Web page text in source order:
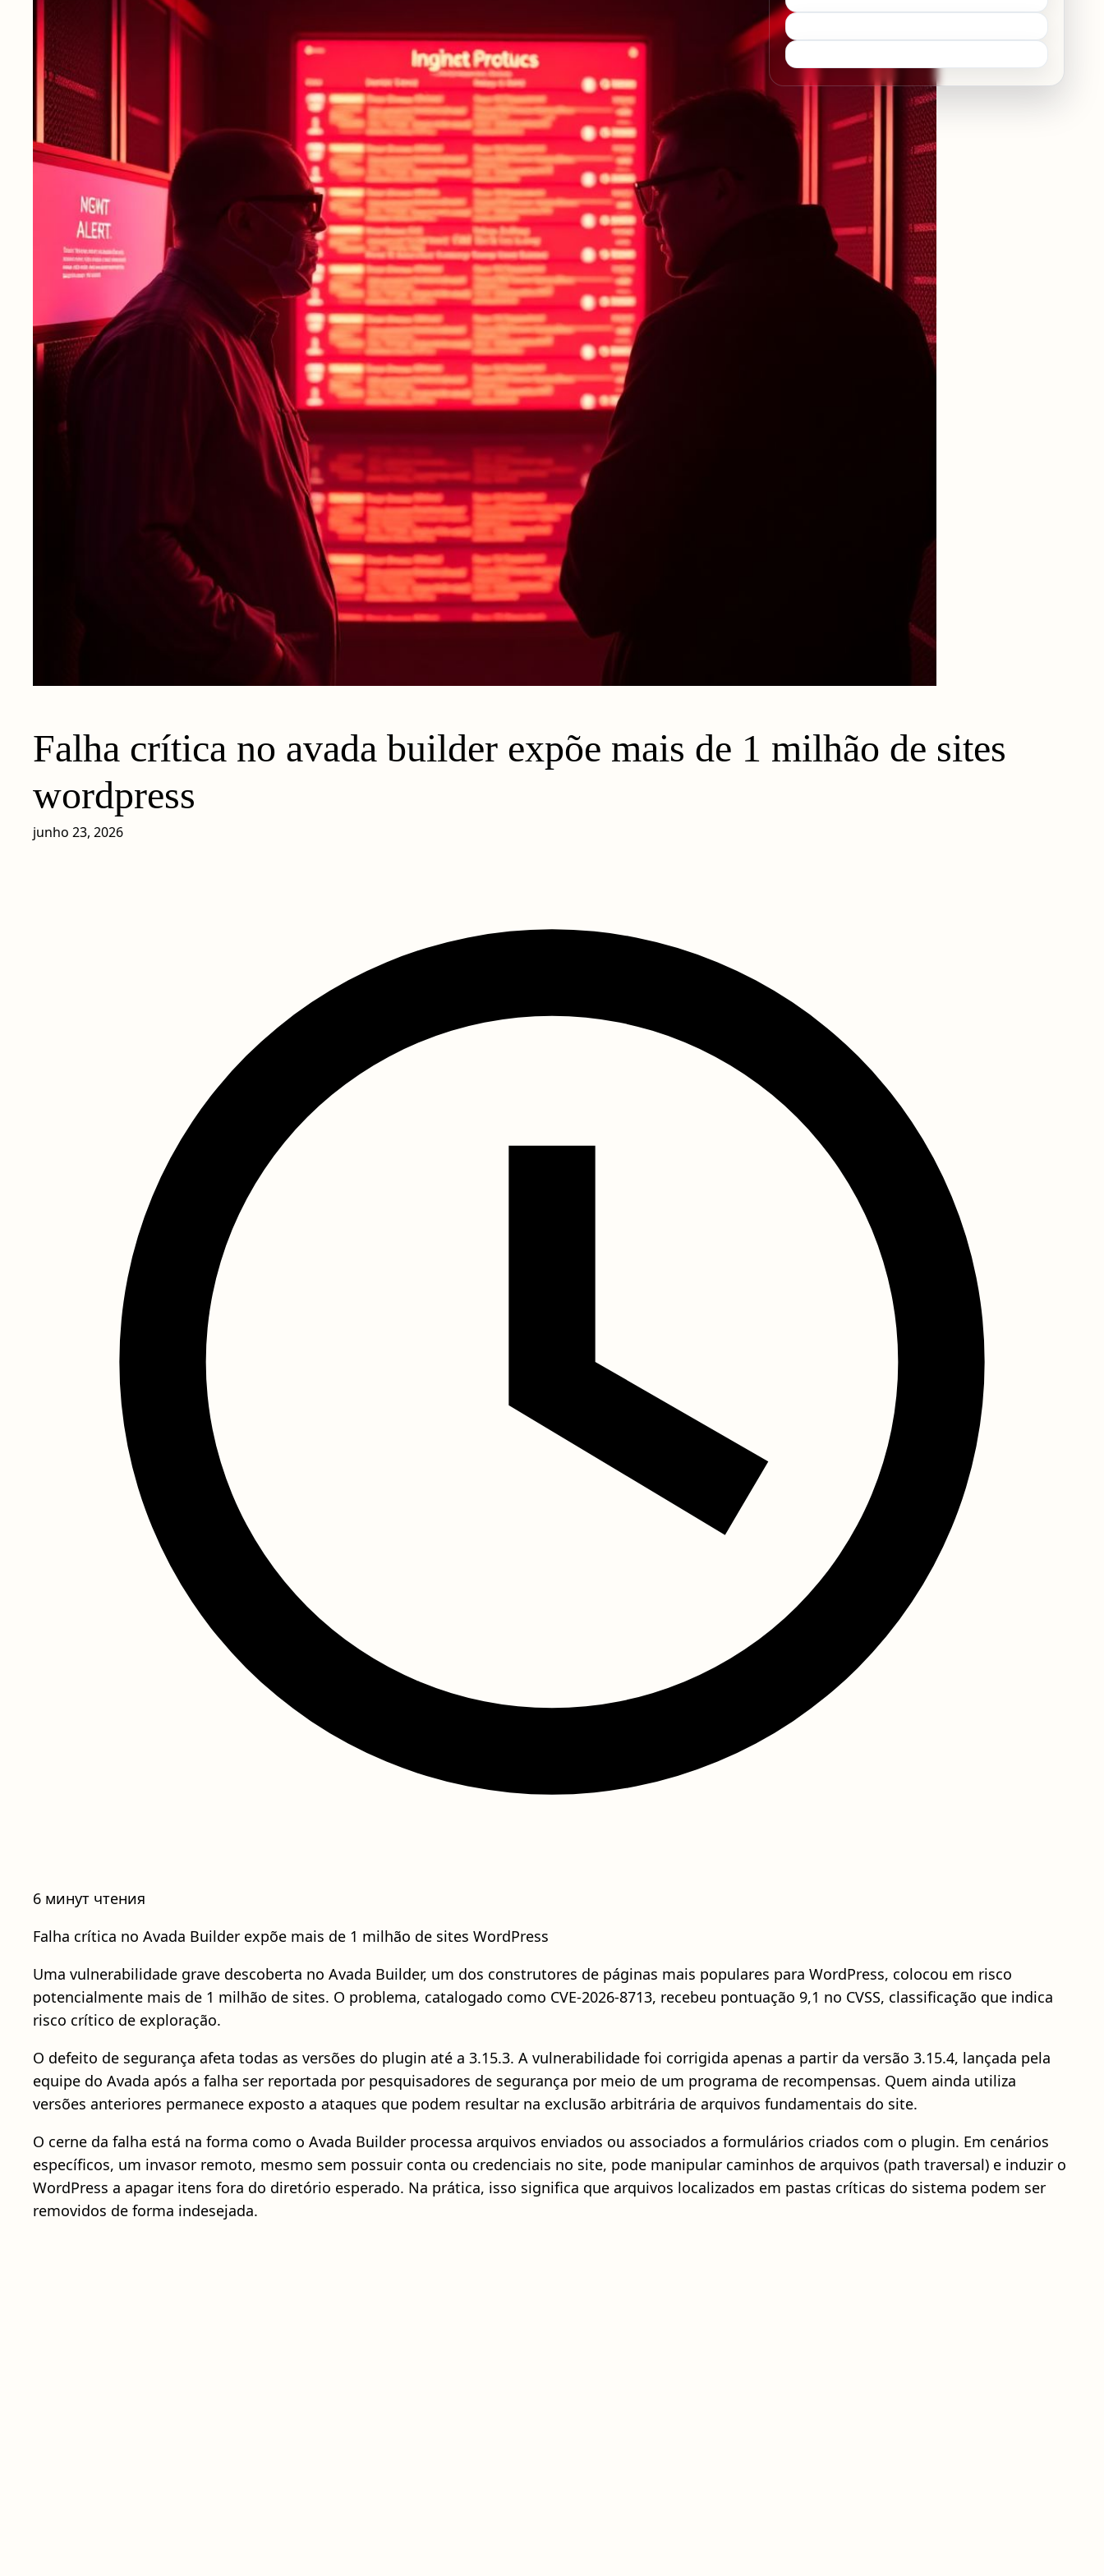
Falha crítica no avada builder expõe mais de 1 milhão de sites
wordpress
junho 23, 2026
6 минут чтения
Falha crítica no Avada Builder expõe mais de 1 milhão de sites WordPress
Uma vulnerabilidade grave descoberta no Avada Builder, um dos construtores de páginas mais populares para WordPress, colocou em risco
potencialmente mais de 1 milhão de sites. O problema, catalogado como CVE-2026-8713, recebeu pontuação 9,1 no CVSS, classificação que indica
risco crítico de exploração.
O defeito de segurança afeta todas as versões do plugin até a 3.15.3. A vulnerabilidade foi corrigida apenas a partir da versão 3.15.4, lançada pela
equipe do Avada após a falha ser reportada por pesquisadores de segurança por meio de um programa de recompensas. Quem ainda utiliza
versões anteriores permanece exposto a ataques que podem resultar na exclusão arbitrária de arquivos fundamentais do site.
O cerne da falha está na forma como o Avada Builder processa arquivos enviados ou associados a formulários criados com o plugin. Em cenários
específicos, um invasor remoto, mesmo sem possuir conta ou credenciais no site, pode manipular caminhos de arquivos (path traversal) e induzir o
WordPress a apagar itens fora do diretório esperado. Na prática, isso significa que arquivos localizados em pastas críticas do sistema podem ser
removidos de forma indesejada.